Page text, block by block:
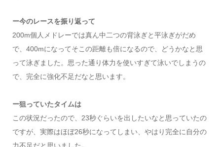
ー今のレースを振り返って
200m個人メドレーでは真ん中二つの背泳ぎと平泳ぎがだめ
で、400mになってそこの距離も倍になるので、どうかなと思
って泳ぎました。思った通り体力を使いすぎて泳いでしまうの
で、完全に強化不足だなと思います。
ー狙っていたタイムは
この状況だったので、23秒ぐらいを出したいなと思っていたの
ですが、実際はほぼ26秒になってしまい、やはり完全に自分の
力不足だと思いました。